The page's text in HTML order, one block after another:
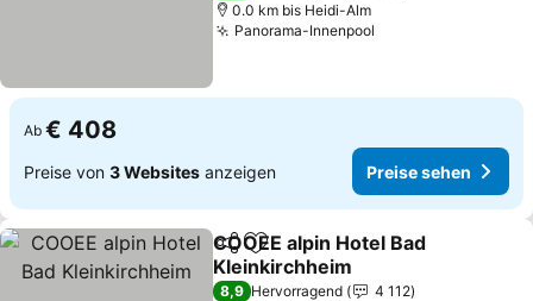
0.0 km bis Heidi-Alm
Panorama-Innenpool
Ab € 408
Preise von 3 Websites anzeigen Preise sehen
TeilenZu Favoriten hinzufügen
COOEE alpin Hotel Bad
Kleinkirchheim
8,9 Hervorragend
4 112